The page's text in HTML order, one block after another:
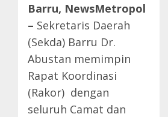
Barru, NewsMetropol
– Sekretaris Daerah
(Sekda) Barru Dr.
Abustan memimpin
Rapat Koordinasi
(Rakor) dengan
seluruh Camat dan